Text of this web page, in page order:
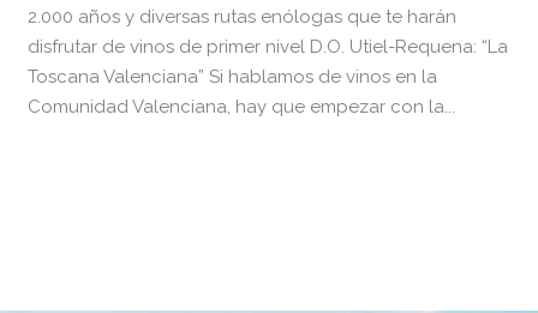
2.000 años y diversas rutas enólogas que te harán
disfrutar de vinos de primer nivel D.O. Utiel-Requena: “La
Toscana Valenciana” Si hablamos de vinos en la
Comunidad Valenciana, hay que empezar con la...